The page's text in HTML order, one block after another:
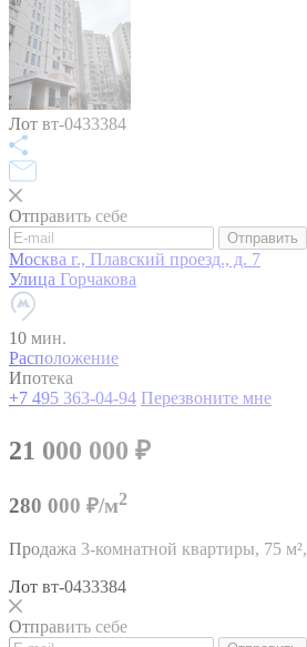
Лот вт-0433384
Отправить себе
Отправить
Москва г., Плавский проезд., д. 7
Улица Горчакова
10 мин.
Расположение
Ипотека
+7 495 363-04-94 Перезвоните мне
21 000 000 ₽
280 000 ₽/м2
Продажа 3-комнатной квартиры, 75 м²,
Лот вт-0433384
Отправить себе